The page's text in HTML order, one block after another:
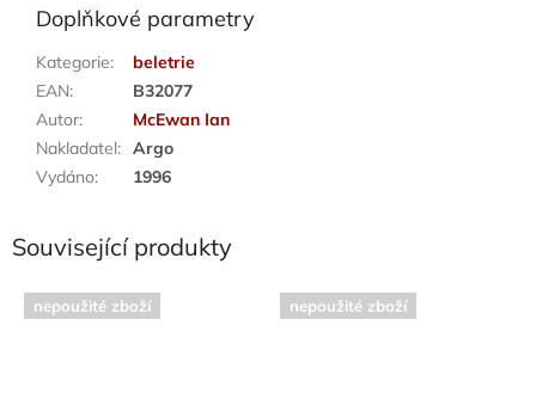
Doplňkové parametry
Kategorie:
beletrie
EAN:
B32077
Autor:
McEwan Ian
Nakladatel: Argo
Vydáno: 1996
Související produkty
nepoužité zboží nepoužité zboží